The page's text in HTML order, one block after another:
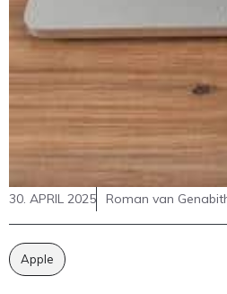
30. APRIL 2025 Roman van
Apple